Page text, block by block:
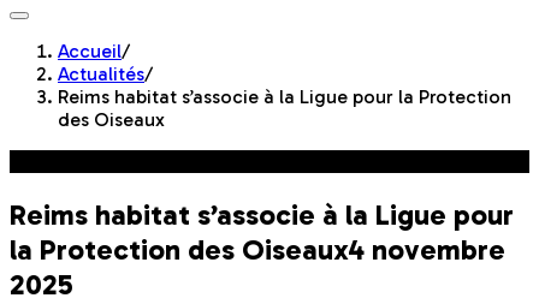
Accueil/
Actualités/
Reims habitat s’associe à la Ligue pour la Protection
des Oiseaux
Reims habitat s’associe à la Ligue pour
la Protection des Oiseaux4 novembre
2025